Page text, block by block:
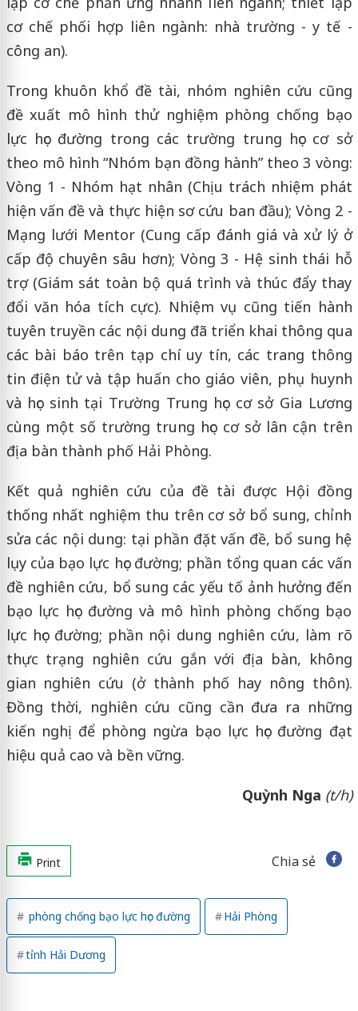
cơ chế phối hợp liên ngành: nhà trường - y tế -
công an).
Trong khuôn khổ đề tài, nhóm nghiên cứu cũng
đề xuất mô hình thử nghiệm phòng chống bạo
lực học đường trong các trường trung học cơ sở
theo mô hình “Nhóm bạn đồng hành” theo 3 vòng:
Vòng 1 - Nhóm hạt nhân (Chịu trách nhiệm phát
hiện vấn đề và thực hiện sơ cứu ban đầu); Vòng 2 -
Mạng lưới Mentor (Cung cấp đánh giá và xử lý ở
cấp độ chuyên sâu hơn); Vòng 3 - Hệ sinh thái hỗ
trợ (Giám sát toàn bộ quá trình và thúc đẩy thay
đổi văn hóa tích cực). Nhiệm vụ cũng tiến hành
tuyên truyền các nội dung đã triển khai thông qua
các bài báo trên tạp chí uy tín, các trang thông
tin điện tử và tập huấn cho giáo viên, phụ huynh
và học sinh tại Trường Trung học cơ sở Gia Lương
cùng một số trường trung học cơ sở lân cận trên
địa bàn thành phố Hải Phòng.
Kết quả nghiên cứu của đề tài được Hội đồng
thống nhất nghiệm thu trên cơ sở bổ sung, chỉnh
sửa các nội dung: tại phần đặt vấn đề, bổ sung hệ
lụy của bạo lực học đường; phần tổng quan các vấn
đề nghiên cứu, bổ sung các yếu tố ảnh hưởng đến
bạo lực học đường và mô hình phòng chống bạo
lực học đường; phần nội dung nghiên cứu, làm rõ
thực trạng nghiên cứu gắn với địa bàn, không
gian nghiên cứu (ở thành phố hay nông thôn).
Đồng thời, nghiên cứu cũng cần đưa ra những
kiến nghị để phòng ngừa bạo lực học đường đạt
hiệu quả cao và bền vững.
Quỳnh Nga (t/h)
Print Chia sẻ
phòng chống bạo lực học đường Hải Phòng
tỉnh Hải Dương